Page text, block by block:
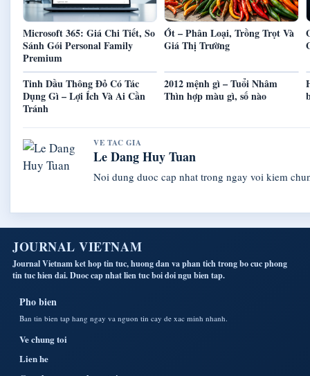
Microsoft 365: Giá Chi Tiết, So
Sánh Gói Personal Family
Premium
Ớt – Phân Loại, Trồng Trọt Và
Giá Thị Trường
Tinh Dầu Thông Đỏ Có Tác
Dụng Gì – Lợi Ích Và Ai Cần
Tránh
2012 mệnh gì – Tuổi Nhâm
Thìn hợp màu gì, số nào
VE TAC GIA
Le Dang Huy Tuan
Noi dung duoc cap nhat trong ngay voi kiem
JOURNAL VIETNAM
Journal Vietnam ket hop tin tuc, huong dan va phan tich trong bo cuc phong
tin tuc hien dai. Duoc cap nhat lien tuc boi doi ngu bien tap.
Pho bien
Ban tin bien tap hang ngay va nguon tin cay de xac minh nhanh.
Ve chung toi
Lien he